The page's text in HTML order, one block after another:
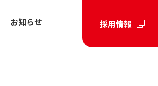
お知らせ 採用情報